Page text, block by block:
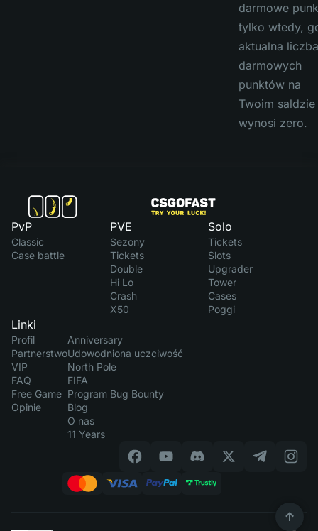
darmowe
tylko wtedy,
aktualna liczba
darmowych
punktów na
Twoim saldzie
wynosi zero.
PvP
Classic
Case battle
PVE
Sezony
Tickets
Double
Hi Lo
Crash
X50
Solo
Tickets
Slots
Upgrader
Tower
Cases
Poggi
Linki
Profil
Partnerstwo
VIP
FAQ
Free Game
Opinie
Anniversary
Udowodniona uczciwość
North Pole
FIFA
Program Bug Bounty
Blog
O nas
11 Years